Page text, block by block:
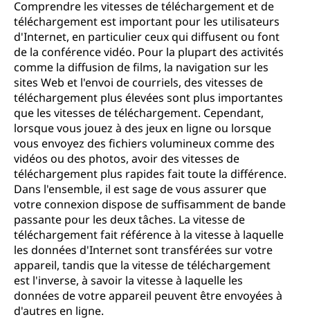
Comprendre les vitesses de téléchargement et de
téléchargement est important pour les utilisateurs
d'Internet, en particulier ceux qui diffusent ou font
de la conférence vidéo. Pour la plupart des activités
comme la diffusion de films, la navigation sur les
sites Web et l'envoi de courriels, des vitesses de
téléchargement plus élevées sont plus importantes
que les vitesses de téléchargement. Cependant,
lorsque vous jouez à des jeux en ligne ou lorsque
vous envoyez des fichiers volumineux comme des
vidéos ou des photos, avoir des vitesses de
téléchargement plus rapides fait toute la différence.
Dans l'ensemble, il est sage de vous assurer que
votre connexion dispose de suffisamment de bande
passante pour les deux tâches. La vitesse de
téléchargement fait référence à la vitesse à laquelle
les données d'Internet sont transférées sur votre
appareil, tandis que la vitesse de téléchargement
est l'inverse, à savoir la vitesse à laquelle les
données de votre appareil peuvent être envoyées à
d'autres en ligne.